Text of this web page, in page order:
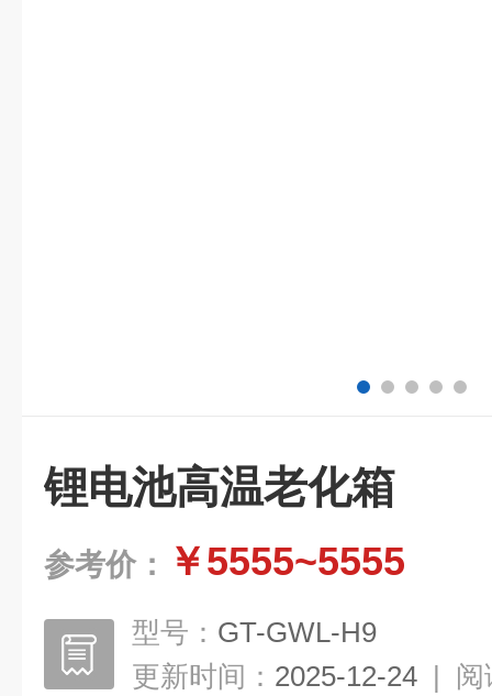
锂电池高温老化箱
参考价： ￥5555~5555
型号： GT-GWL-H9
更新时间： 2025-12-24 | 阅